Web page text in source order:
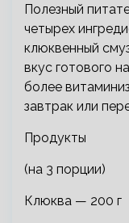
Полезный
четырех
клюквенный
вкус готового
более
завтрак или
Продукты
(на 3 порции)
Клюква — 200 г